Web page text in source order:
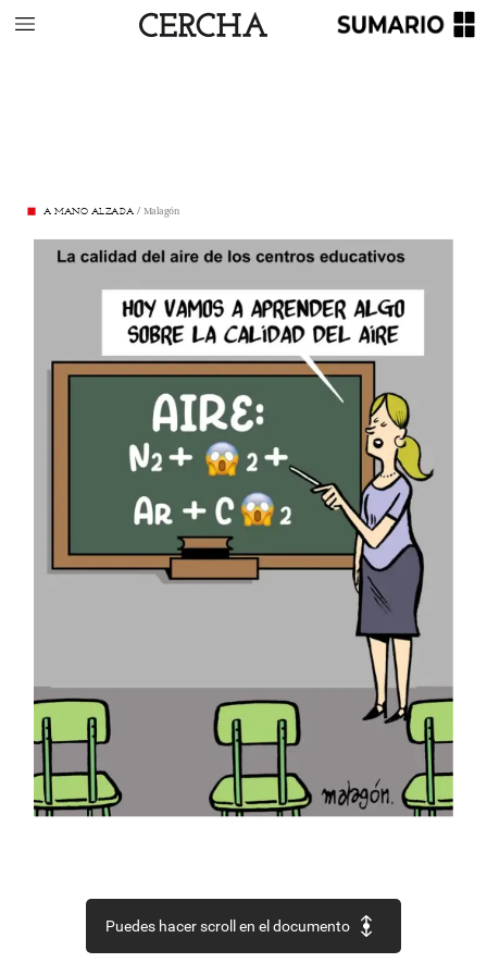
A MANO ALZADA / Malagón
Puedes hacer scroll en el documento